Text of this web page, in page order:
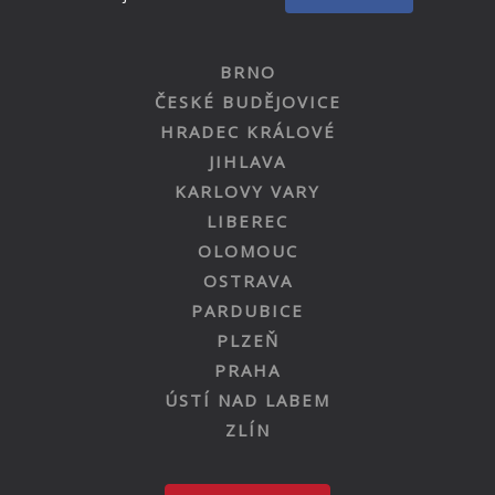
BRNO
ČESKÉ BUDĚJOVICE
HRADEC KRÁLOVÉ
JIHLAVA
KARLOVY VARY
LIBEREC
OLOMOUC
OSTRAVA
PARDUBICE
PLZEŇ
PRAHA
ÚSTÍ NAD LABEM
ZLÍN